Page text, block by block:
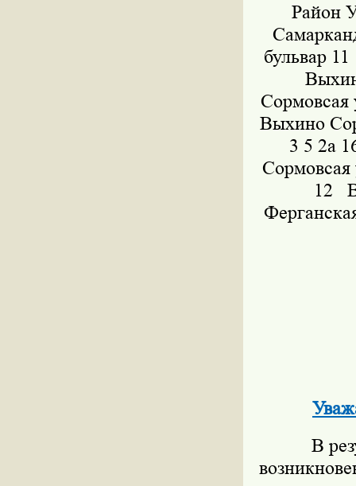
Район
бульвар
Выхино
3 5 2а
12
В